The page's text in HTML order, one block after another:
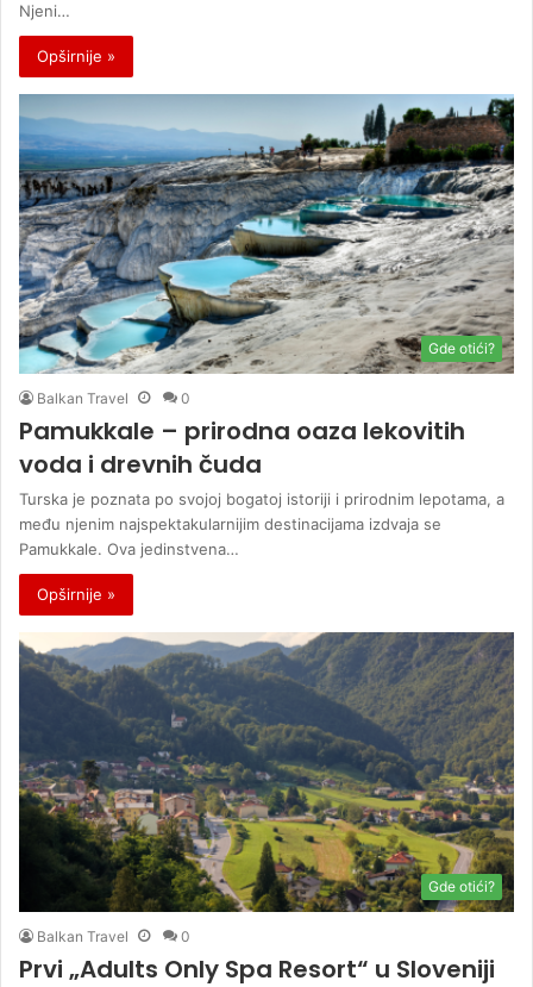
Njeni…
Opširnije »
Gde otići?
Balkan Travel 0
Pamukkale – prirodna oaza lekovitih
voda i drevnih čuda
Turska je poznata po svojoj bogatoj istoriji i prirodnim lepotama, a
među njenim najspektakularnijim destinacijama izdvaja se
Pamukkale. Ova jedinstvena…
Opširnije »
Gde otići?
Balkan Travel 0
Prvi „Adults Only Spa Resort“ u Sloveniji